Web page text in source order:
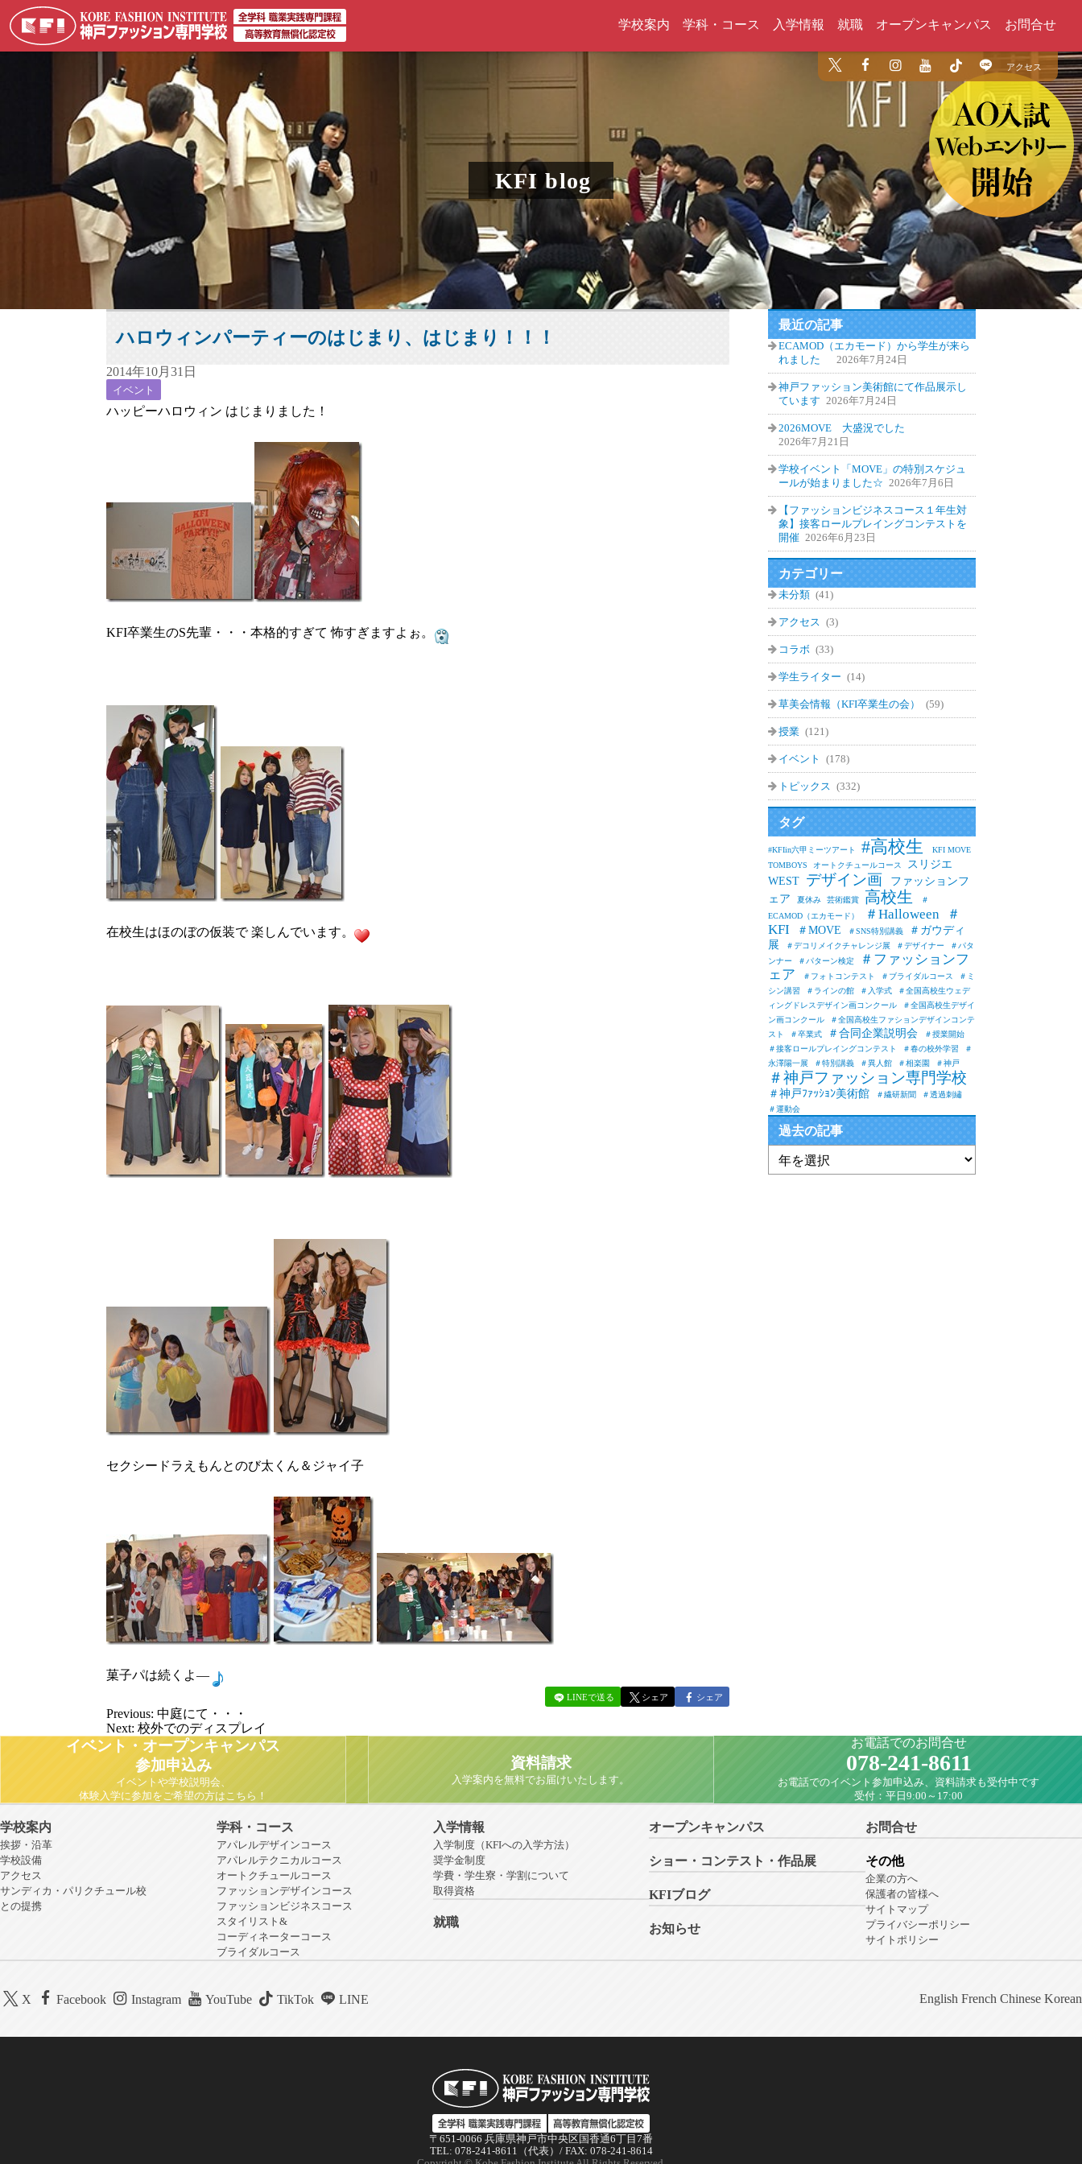
学校案内 学科・コース 入学情報 就職 オープンキャンパス お問合せ
アクセス
KFI blog
ハロウィンパーティーのはじまり、はじまり！！！
2014年10月31日
イベント
ハッピーハロウィン はじまりました！
KFI卒業生のS先輩・・・本格的すぎて 怖すぎますよぉ。
在校生はほのぼの仮装で 楽しんでいます。
セクシードラえもんとのび太くん＆ジャイ子
菓子パは続くよ―
LINEで送る シェア シェア
Previous: 中庭にて・・・
Next: 校外でのディスプレイ
最近の記事
ECAMOD（エカモード）から学生が来ら
れました
2026年7月24日
神戸ファッション美術館にて作品展示し
ています 2026年7月24日
2026MOVE 大盛況でした
2026年7月21日
学校イベント「MOVE」の特別スケジュ
ールが始まりました☆ 2026年7月6日
【ファッションビジネスコース１年生対
象】接客ロールプレイングコンテストを
開催 2026年6月23日
カテゴリー
未分類 (41)
アクセス (3)
コラボ (33)
学生ライター (14)
草美会情報（KFI卒業生の会） (59)
授業 (121)
イベント (178)
トピックス (332)
タグ
#KFIin六甲ミーツアート #高校生
KFI MOVE
TOMBOYS
オートクチュールコース
スリジエ
WEST デザイン画
ファッションフ
ェア
夏休み 芸術鑑賞 高校生
＃
ECAMOD（エカモード）
＃Halloween
＃
KFI
＃MOVE ＃SNS特別講義
＃ガウディ
展
＃デコリメイクチャレンジ展 ＃デザイナー
＃パタ
ンナー
＃パターン検定
＃ファッションフ
ェア
＃フォトコンテスト ＃ブライダルコース
＃ミ
シン講習
＃ラインの館 ＃入学式
＃全国高校生ウェデ
ィングドレスデザイン画コンクール
＃全国高校生デザイ
ン画コンクール
＃全国高校生ファションデザインコンテ
スト
＃卒業式 ＃合同企業説明会
＃授業開始
＃接客ロールプレイングコンテスト
＃春の校外学習
＃
永澤陽一展
＃特別講義 ＃異人館 ＃相楽園 ＃神戸
＃神戸ファッション専門学校
＃神戸ﾌｧｯｼｮﾝ美術館 ＃繊研新聞
＃透過刺繡
＃運動会
過去の記事
イベント・オープンキャンパス
参加申込み
イベントや学校説明会、
体験入学に参加をご希望の方はこちら！
資料請求
入学案内を無料でお届けいたします。
お電話でのお問合せ
078-241-8611
お電話でのイベント参加申込み、資料請求も受付中です
受付：平日9:00～17:00
学校案内
挨拶・沿革
学校設備
アクセス
サンディカ・パリクチュール校
との提携
学科・コース
アパレルデザインコース
アパレルテクニカルコース
オートクチュールコース
ファッションデザインコース
ファッションビジネスコース
スタイリスト&
コーディネーターコース
ブライダルコース
入学情報
入学制度（KFIへの入学方法）
奨学金制度
学費・学生寮・学割について
取得資格
就職
オープンキャンパス
ショー・コンテスト・作品展
KFIブログ
お知らせ
お問合せ
その他
企業の方へ
保護者の皆様へ
サイトマップ
プライバシーポリシー
サイトポリシー
X Facebook Instagram YouTube TikTok LINE English French Chinese Korean
〒651-0066 兵庫県神戸市中央区国香通6丁目7番
TEL: 078-241-8611（代表）/ FAX: 078-241-8614